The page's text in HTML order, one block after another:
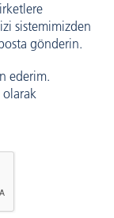
sistemimizden
gönderin.
ederim.
olarak